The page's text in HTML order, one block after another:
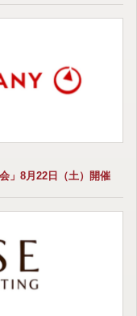
」8月22日（土）開催